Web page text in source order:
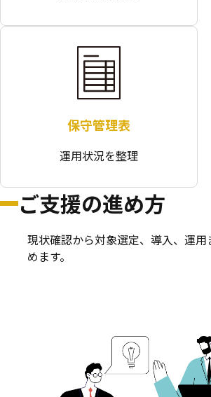
保守管理表
運用状況を整理
ご支援の進め方
現状確認から対象選定、導入、運用
めます。